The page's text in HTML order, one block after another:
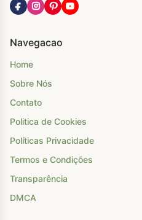
Navegacao
Home
Sobre Nós
Contato
Politica de Cookies
Políticas Privacidade
Termos e Condições
Transparência
DMCA